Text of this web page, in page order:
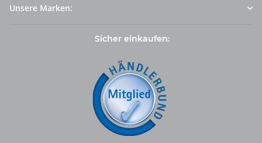
Unsere Marken:
Sicher einkaufen: